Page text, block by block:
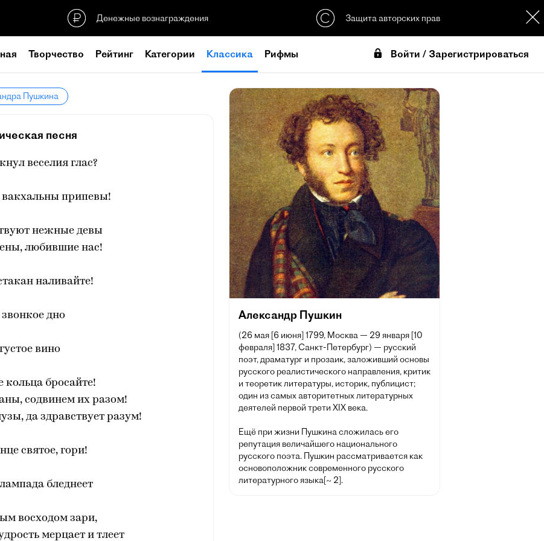
Денежные вознаграждения Защита авторских прав
Творчество Рейтинг Категории Классика Рифмы Войти / Зарегистрироваться
Пушкина
песня
веселия глас?
вакхальны припевы!
нежные девы
любившие нас!
наливайте!
дно
вино
кольца бросайте!
содвинем их разом!
да здравствует разум!
святое, гори!
бледнеет
восходом зари,
мерцает и тлеет
Александр Пушкин
(26 мая [6 июня] 1799, Москва — 29 января [10
февраля] 1837, Санкт-Петербург) — русский
поэт, драматург и прозаик, заложивший основы
русского реалистического направления, критик
и теоретик литературы, историк, публицист;
один из самых авторитетных литературных
деятелей первой трети XIX века.
Ещё при жизни Пушкина сложилась его
репутация величайшего национального
русского поэта. Пушкин рассматривается как
основоположник современного русского
литературного языка[~ 2].